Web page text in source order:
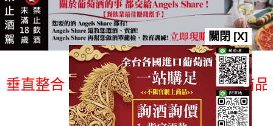
整合、一次購足」各國進口酒類商品 專
關閉 [X]